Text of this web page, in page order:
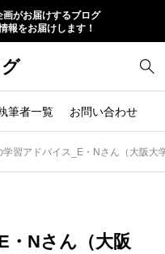
がお届けするブログ
報をお届けします！
筆者一覧 お問い合わせ
学習アドバイス_E・Nさん（大阪大
・Nさん（大阪